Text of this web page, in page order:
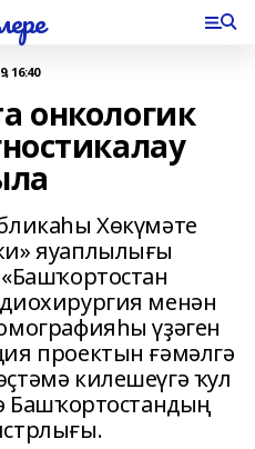
16:40
онкологик
Хөкүмәте
яуаплылығы
менән
үҙәген
проектын ғәмәлгә
килешеүгә ҡул
Башҡортостандың